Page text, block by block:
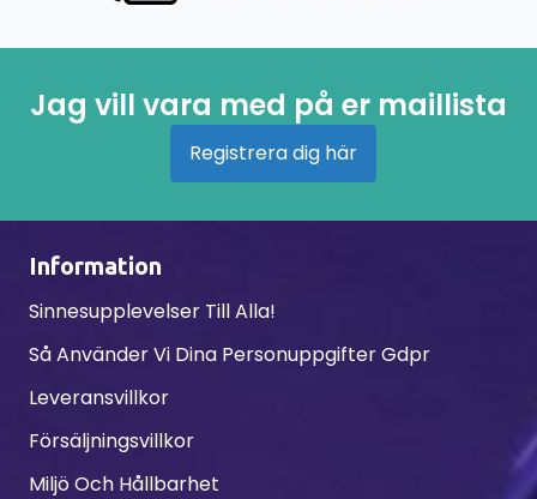
Jag vill vara med på er maillista
Registrera dig här
Information
Sinnesupplevelser Till Alla!
Så Använder Vi Dina Personuppgifter Gdpr
Leveransvillkor
Försäljningsvillkor
Miljö Och Hållbarhet